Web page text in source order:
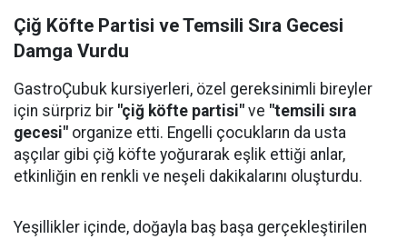
Çiğ Köfte Partisi ve Temsili Sıra Gecesi
Damga Vurdu
GastroÇubuk kursiyerleri, özel gereksinimli bireyler
için sürpriz bir "çiğ köfte partisi" ve "temsili sıra
gecesi" organize etti. Engelli çocukların da usta
aşçılar gibi çiğ köfte yoğurarak eşlik ettiği anlar,
etkinliğin en renkli ve neşeli dakikalarını oluşturdu.
Yeşillikler içinde, doğayla baş başa gerçekleştirilen